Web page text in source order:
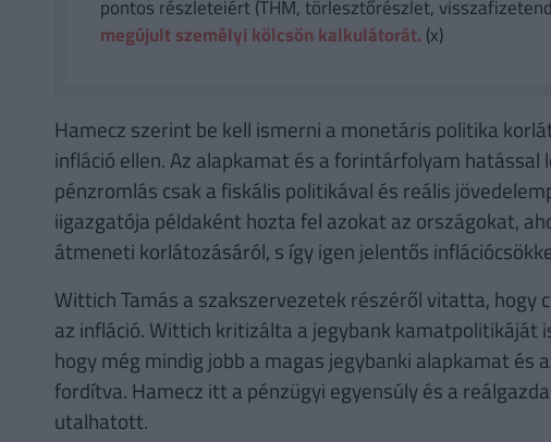
pontos részleteiért (THM, törlesztőrészlet,
megújult személyi kölcsön kalkulátorát. (x)
Hamecz szerint be kell ismerni a monetáris politika
infláció ellen. Az alapkamat és a forintárfolyam
pénzromlás csak a fiskális politikával és reális
iigazgatója példaként hozta fel azokat az országokat,
átmeneti korlátozásáról, s így igen jelentős
Wittich Tamás a szakszervezetek részéről vitatta, hogy
az infláció. Wittich kritizálta a jegybank kamatpolitikáját
hogy még mindig jobb a magas jegybanki alapkamat és
fordítva. Hamecz itt a pénzügyi egyensúly és a
utalhatott.